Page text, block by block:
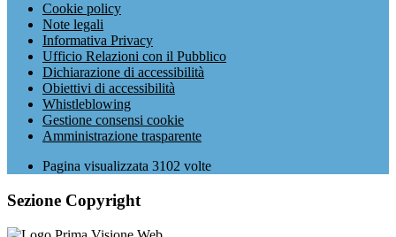
Cookie policy
Note legali
Informativa Privacy
Ufficio Relazioni con il Pubblico
Dichiarazione di accessibilità
Obiettivi di accessibilità
Whistleblowing
Gestione consensi cookie
Amministrazione trasparente
Pagina visualizzata 3102 volte
Sezione Copyright